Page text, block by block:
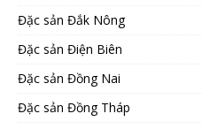
Đặc sản Đắk Nông
Đặc sản Điện Biên
Đặc sản Đồng Nai
Đặc sản Đồng Tháp